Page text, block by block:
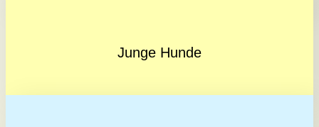
Junge Hunde